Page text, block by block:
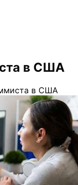
в США
в США